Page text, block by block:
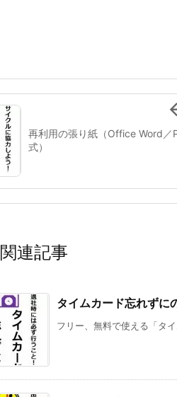
再利用の張り紙（Office Word／
式）
関連記事
タイムカード忘れずに
フリー、無料で使える「タ